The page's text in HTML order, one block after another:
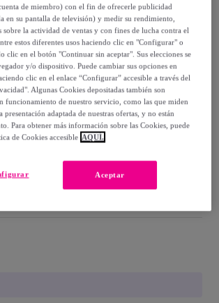
Decath.
Último producto
de miembro) con el fin de ofrecerle publicidad
en su pantalla de televisión) y medir su rendimiento,
sobre la actividad de ventas y con fines de lucha contra el
estos diferentes usos haciendo clic en "Configurar" o
clic en el botón "Continuar sin aceptar". Sus elecciones se
y/o dispositivo. Puede cambiar sus opciones en
clic en el enlace “Configurar” accesible a través del
Algunas Cookies depositadas también son
funcionamiento de nuestro servicio, como las que miden
adaptada de nuestras ofertas, y no están
Para obtener más información sobre las Cookies, puede
de Cookies accesible AQUÍ.
Aceptar